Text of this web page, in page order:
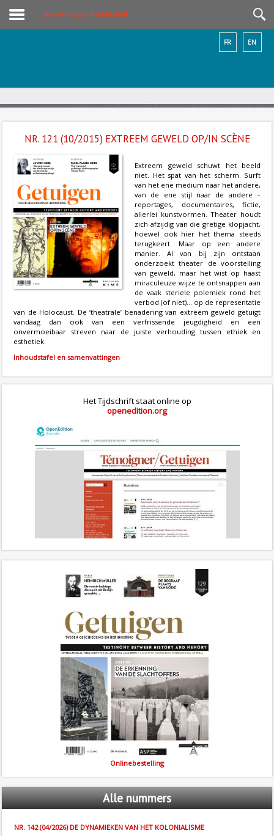
Voorstelling van het tijdschrift
EN
FR
NR. 121 (10/2015) EXTREEM GEWELD OP/IN SCÈNE
Extreem geweld schuwt het beeld
niet. Het spat van het scherm. Surft
van het ene medium naar het andere,
van de ene stijl naar de andere –
reportages, documentaires, fictie,
allerlei kunstvormen. Theater houdt
zich afzijdig van die gretige klopjacht,
hoewel ook hier het thema steeds
terugkeert. Maar op een andere
manier. Al van bij zijn ontstaan
onderzoekt theater de voorstelling
van geweld, maar het wist op haast
miraculeuze wijze te ontsnappen aan
de vaak steriele polemiek rond het
verbod (of niet)… op de representatie
van de Holocaust. De ‘theatrale’ benadering van extreem geweld getuigt
vandaag dan ook van een verfrissende jeugdigheid en een
onvermoeibaar streven naar de juiste verhouding tussen ethiek en
esthetiek.
Inhoudstafel en samenvattingen
Het Tijdschrift staat online op
openedition.org
Onlinebestelling
Allenummers
NR. 142 (04/2026) DE DYNAMIEKEN VAN HET KOLONIALISME